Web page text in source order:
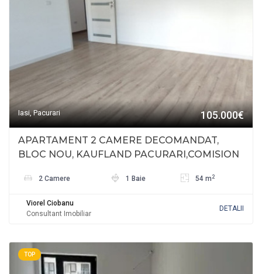
Iasi, Pacurari 105.000€
APARTAMENT 2 CAMERE DECOMANDAT,
BLOC NOU, KAUFLAND PACURARI,COMISION
2 Camere 1 Baie 54 m 2
Viorel Ciobanu
Consultant Imobiliar
DETALII
TOP